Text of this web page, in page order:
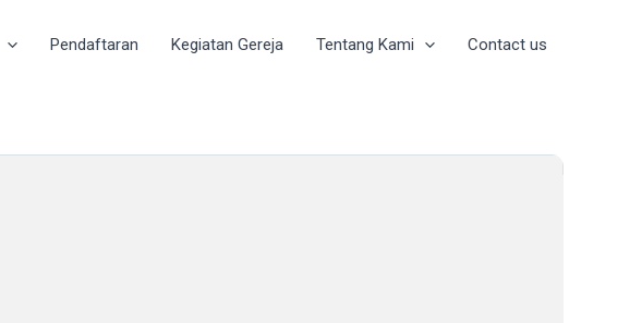
Pendaftaran Kegiatan Gereja Tentang Kami Contact us